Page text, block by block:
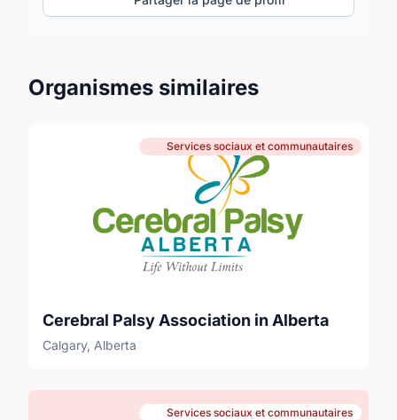
Organismes similaires
Services sociaux et communautaires
Cerebral Palsy Association in Alberta
Calgary, Alberta
Services sociaux et communautaires